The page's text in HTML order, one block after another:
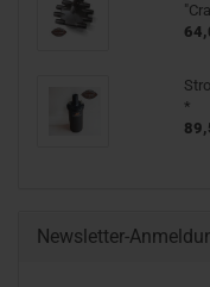
*
Newsletter-